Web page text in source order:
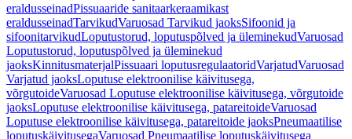
eraldusseinadPissuaaride sanitaarkeraamikast
eraldusseinadTarvikudVaruosad Tarvikud jaoksSifoonid ja
sifoonitarvikudLoputustorud, loputuspõlved ja üleminekudVaruosad
Loputustorud, loputuspõlved ja üleminekud
jaoksKinnitusmaterjalPissuaari loputusregulaatoridVarjatudVaruosad
Varjatud jaoksLoputuse elektroonilise käivitusega,
võrgutoideVaruosad Loputuse elektroonilise käivitusega, võrgutoide
jaoksLoputuse elektroonilise käivitusega, patareitoideVaruosad
Loputuse elektroonilise käivitusega, patareitoide jaoksPneumaatilise
loputuskäivitusegaVaruosad Pneumaatilise loputuskäivitusega